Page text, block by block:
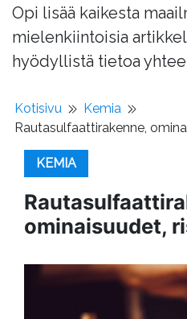
Opi lisää kaikesta
mielenkiintoisia
hyödyllistä tietoa
Kotisivu
Kemia
Rautasulfaattirakenne,
KEMIA
ominaisuudet,